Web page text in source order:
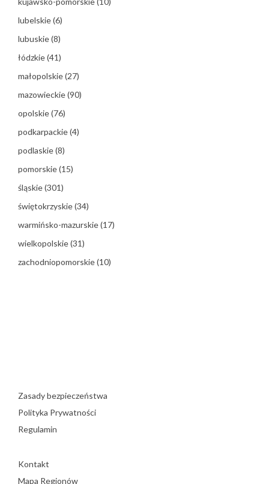
lubelskie(6)
lubuskie(8)
łódzkie(41)
małopolskie(27)
mazowieckie(90)
opolskie(76)
podkarpackie(4)
podlaskie(8)
pomorskie(15)
śląskie(301)
świętokrzyskie(34)
warmińsko-mazurskie(17)
wielkopolskie(31)
zachodniopomorskie(10)
Zasady bezpieczeństwa
Polityka Prywatności
Regulamin
Kontakt
Mapa Regionów